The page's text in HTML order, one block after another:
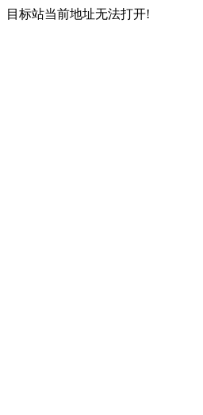
目标站当前地址无法打开!